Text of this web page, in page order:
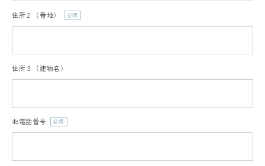
住所２（番地）
(必
住所３（建物名）
お電話番号
(必